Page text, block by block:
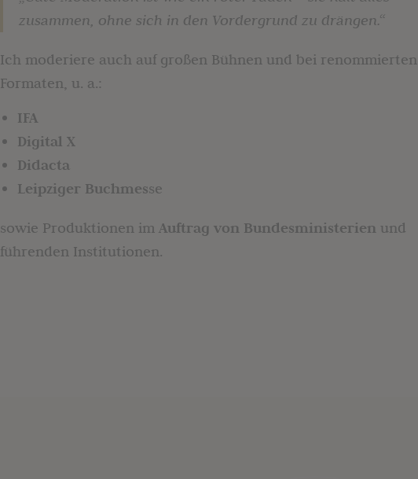
zusammen, ohne sich in den Vordergrund zu drängen.“
Ich moderiere auch auf großen Bühnen und bei renommierten
Formaten, u. a.:
IFA
Digital X
Didacta
Leipziger Buchmesse
sowie Produktionen im Auftrag von Bundesministerien und
führenden Institutionen.